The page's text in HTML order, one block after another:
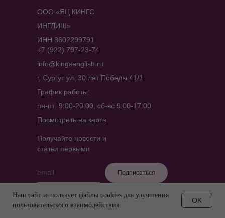
ООО «ЯЦ КИНГС
ИНГЛИШ»
ИНН 8602299791
+7 (922) 797-23-74
info@kingsenglish.ru
г. Сургут ул. 30 лет Победы 41/1
График работы:
пн-пт: 9:00-20:00, сб-вс 9:00-17:00
Посмотреть на карте
Получайте новости и
статьи первыми
Подписаться
Наш сайт использует файлы cookies для улучшения
пользовательского взаимодействия
OK